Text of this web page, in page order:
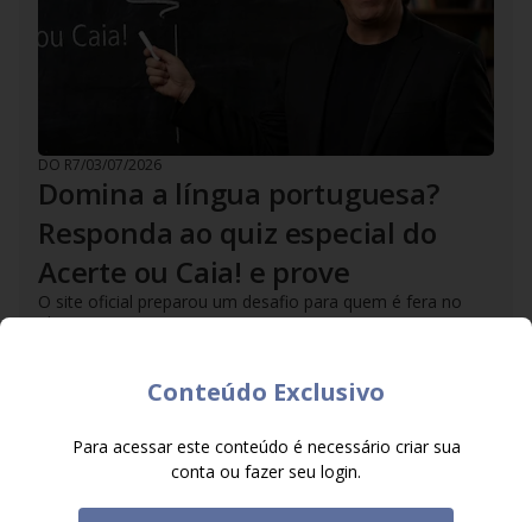
DO R7/03/07/2026
Domina a língua portuguesa?
Responda ao quiz especial do
Acerte ou Caia! e prove
O site oficial preparou um desafio para quem é fera no
idioma
Conteúdo Exclusivo
Para acessar este conteúdo é necessário criar sua
conta ou fazer seu login.